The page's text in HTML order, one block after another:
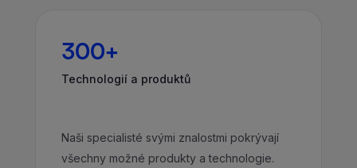
300+
Technologií a produktů
Naši specialisté svými znalostmi pokrývají
všechny možné produkty a technologie.